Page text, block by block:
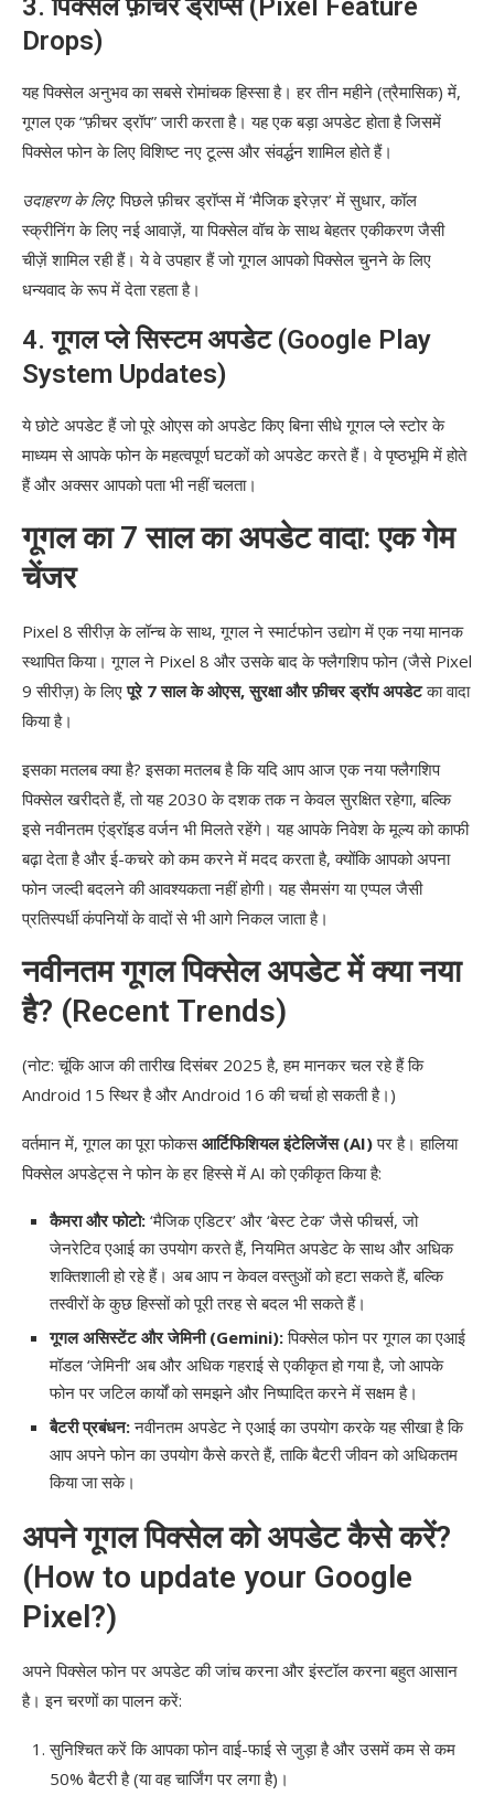
3. पिक्सेल फ़ीचर ड्रॉप्स (Pixel Feature
Drops)
यह पिक्सेल अनुभव का सबसे रोमांचक हिस्सा है। हर तीन महीने (त्रैमासिक) में,
गूगल एक “फ़ीचर ड्रॉप” जारी करता है। यह एक बड़ा अपडेट होता है जिसमें
पिक्सेल फोन के लिए विशिष्ट नए टूल्स और संवर्द्धन शामिल होते हैं।
उदाहरण के लिए:पिछले फ़ीचर ड्रॉप्स में ‘मैजिक इरेज़र’ में सुधार, कॉल
स्क्रीनिंग के लिए नई आवाज़ें, या पिक्सेल वॉच के साथ बेहतर एकीकरण जैसी
चीज़ें शामिल रही हैं। ये वे उपहार हैं जो गूगल आपको पिक्सेल चुनने के लिए
धन्यवाद के रूप में देता रहता है।
4. गूगल प्ले सिस्टम अपडेट (Google Play
System Updates)
ये छोटे अपडेट हैं जो पूरे ओएस को अपडेट किए बिना सीधे गूगल प्ले स्टोर के
माध्यम से आपके फोन के महत्वपूर्ण घटकों को अपडेट करते हैं। वे पृष्ठभूमि में होते
हैं और अक्सर आपको पता भी नहीं चलता।
गूगल का 7 साल का अपडेट वादा: एक गेम
चेंजर
Pixel 8 सीरीज़ के लॉन्च के साथ, गूगल ने स्मार्टफोन उद्योग में एक नया मानक
स्थापित किया। गूगल ने Pixel 8 और उसके बाद के फ्लैगशिप फोन (जैसे Pixel
9 सीरीज़) के लिएपूरे 7 साल के ओएस, सुरक्षा और फ़ीचर ड्रॉप अपडेटका वादा
किया है।
इसका मतलब क्या है? इसका मतलब है कि यदि आप आज एक नया फ्लैगशिप
पिक्सेल खरीदते हैं, तो यह 2030 के दशक तक न केवल सुरक्षित रहेगा, बल्कि
इसे नवीनतम एंड्रॉइड वर्जन भी मिलते रहेंगे। यह आपके निवेश के मूल्य को काफी
बढ़ा देता है और ई-कचरे को कम करने में मदद करता है, क्योंकि आपको अपना
फोन जल्दी बदलने की आवश्यकता नहीं होगी। यह सैमसंग या एप्पल जैसी
प्रतिस्पर्धी कंपनियों के वादों से भी आगे निकल जाता है।
नवीनतम गूगल पिक्सेल अपडेट में क्या नया
है? (Recent Trends)
(नोट: चूंकि आज की तारीख दिसंबर 2025 है, हम मानकर चल रहे हैं कि
Android 15 स्थिर है और Android 16 की चर्चा हो सकती है।)
वर्तमान में, गूगल का पूरा फोकसआर्टिफिशियल इंटेलिजेंस (AI)पर है। हालिया
पिक्सेल अपडेट्स ने फोन के हर हिस्से में AI को एकीकृत किया है:
कैमरा और फोटो: ‘मैजिक एडिटर’ और ‘बेस्ट टेक’ जैसे फीचर्स, जो
जेनरेटिव एआई का उपयोग करते हैं, नियमित अपडेट के साथ और अधिक
शक्तिशाली हो रहे हैं। अब आप न केवल वस्तुओं को हटा सकते हैं, बल्कि
तस्वीरों के कुछ हिस्सों को पूरी तरह से बदल भी सकते हैं।
गूगल असिस्टेंट और जेमिनी (Gemini):पिक्सेल फोन पर गूगल का एआई
मॉडल ‘जेमिनी’ अब और अधिक गहराई से एकीकृत हो गया है, जो आपके
फोन पर जटिल कार्यों को समझने और निष्पादित करने में सक्षम है।
बैटरी प्रबंधन:नवीनतम अपडेट ने एआई का उपयोग करके यह सीखा है कि
आप अपने फोन का उपयोग कैसे करते हैं, ताकि बैटरी जीवन को अधिकतम
किया जा सके।
अपने गूगल पिक्सेल को अपडेट कैसे करें?
(How to update your Google
Pixel?)
अपने पिक्सेल फोन पर अपडेट की जांच करना और इंस्टॉल करना बहुत आसान
है। इन चरणों का पालन करें:
सुनिश्चित करें कि आपका फोन वाई-फाई से जुड़ा है और उसमें कम से कम
50% बैटरी है (या वह चार्जिंग पर लगा है)।